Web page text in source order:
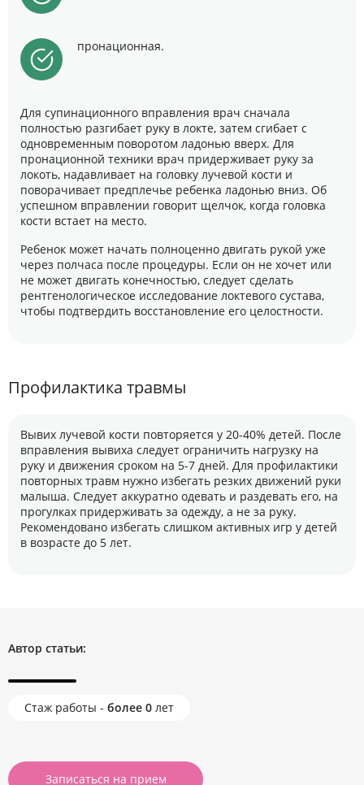
пронационная.
Для супинационного вправления врач сначала
полностью разгибает руку в локте, затем сгибает с
одновременным поворотом ладонью вверх. Для
пронационной техники врач придерживает руку за
локоть, надавливает на головку лучевой кости и
поворачивает предплечье ребенка ладонью вниз. Об
успешном вправлении говорит щелчок, когда головка
кости встает на место.
Ребенок может начать полноценно двигать рукой уже
через полчаса после процедуры. Если он не хочет или
не может двигать конечностью, следует сделать
рентгенологическое исследование локтевого сустава,
чтобы подтвердить восстановление его целостности.
Профилактика травмы
Вывих лучевой кости повторяется у 20-40% детей. После
вправления вывиха следует ограничить нагрузку на
руку и движения сроком на 5-7 дней. Для профилактики
повторных травм нужно избегать резких движений руки
малыша. Следует аккуратно одевать и раздевать его, на
прогулках придерживать за одежду, а не за руку.
Рекомендовано избегать слишком активных игр у детей
в возрасте до 5 лет.
Автор статьи:
Стаж работы - более 0 лет
Записаться на прием